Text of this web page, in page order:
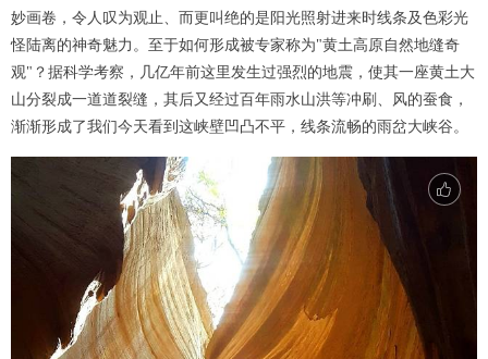
妙画卷，令人叹为观止、而更叫绝的是阳光照射进来时线条及色彩光
怪陆离的神奇魅力。至于如何形成被专家称为"黄土高原自然地缝奇
观"？据科学考察，几亿年前这里发生过强烈的地震，使其一座黄土大
山分裂成一道道裂缝，其后又经过百年雨水山洪等冲刷、风的蚕食，
渐渐形成了我们今天看到这峡壁凹凸不平，线条流畅的雨岔大峡谷。